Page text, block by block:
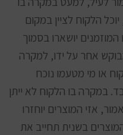
הלקוח לציין במקום
יושארו בסמוך
אחר על ידו, למקרה
או מי מטעמו נוכח
במקרה בו הלקוח לא ייתן
אזי המוצרים יוחזרו
בשנית תחייב את